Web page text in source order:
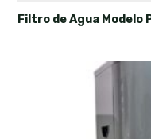
Filtro de Agua Modelo